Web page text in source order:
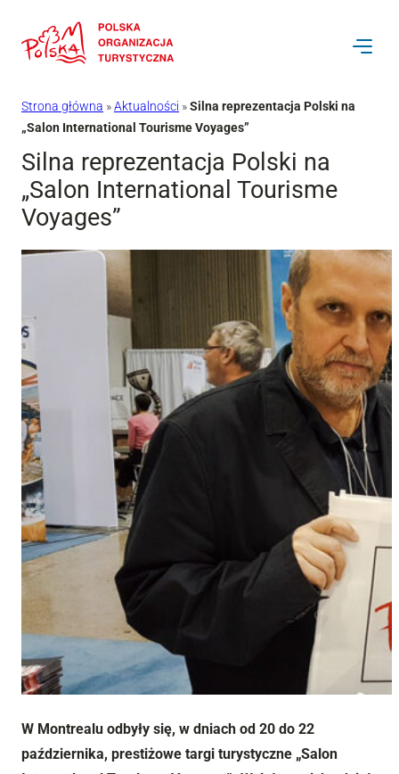
do
Strona główna »Aktualności »Silna reprezentacja Polski na
„Salon International Tourisme Voyages”
Silna reprezentacja Polski na
„Salon International Tourisme
Voyages”
W Montrealu odbyły się, w dniach od 20 do 22
października, prestiżowe targi turystyczne „Salon